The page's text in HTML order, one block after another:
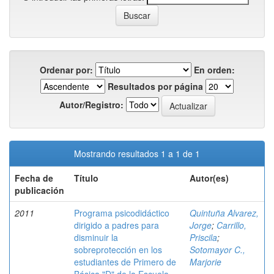
Ordenar por:
En orden:
Resultados por página
Autor/Registro:
Mostrando resultados 1 a 1 de 1
Fecha de
publicación
Título Autor(es)
2011
Programa psicodidáctico
dirigido a padres para
disminuir la
sobreprotección en los
estudiantes de Primero de
Quintuña Alvarez,
Jorge; Carrillo,
Priscila;
Sotomayor C.,
Marjorie